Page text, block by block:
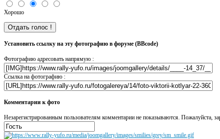
Хорошо
Установить ссылку на эту фотографию в форуме (BBcode)
Фотографию адресовать напрямую :
Ссылка на фотографию :
Комментарии к фото
Незарегистрированным пользователям комментарии не показываются. Пожалуйста,